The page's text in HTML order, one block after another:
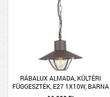
RÁBALUX ALMADA, KÜLTÉRI
FÜGGESZTÉK, E27 1X10W, BARNA